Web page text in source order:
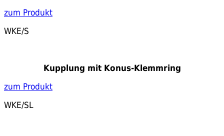
zum Produkt
WKE/S
Kupplung mit Konus-Klemmring
zum Produkt
WKE/SL